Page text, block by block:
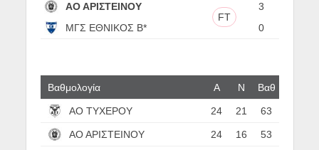
ΑΟ ΑΡΙΣΤΕΙΝΟΥ
3
FT
ΜΓΣ ΕΘΝΙΚΟΣ Β*
0
Βαθμολογία Α N Βαθ
ΑΟ ΤΥΧΕΡΟΥ 24 21 63
ΑΟ ΑΡΙΣΤΕΙΝΟΥ 24 16 53